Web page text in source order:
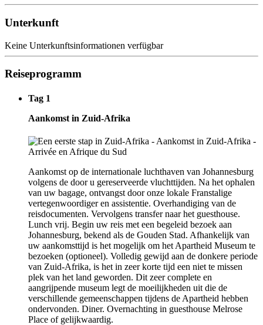
Unterkunft
Keine Unterkunftsinformationen verfügbar
Reiseprogramm
Tag 1
Aankomst in Zuid-Afrika
Aankomst op de internationale luchthaven van Johannesburg
volgens de door u gereserveerde vluchttijden. Na het ophalen
van uw bagage, ontvangst door onze lokale Franstalige
vertegenwoordiger en assistentie. Overhandiging van de
reisdocumenten. Vervolgens transfer naar het guesthouse.
Lunch vrij. Begin uw reis met een begeleid bezoek aan
Johannesburg, bekend als de Gouden Stad. Afhankelijk van
uw aankomsttijd is het mogelijk om het Apartheid Museum te
bezoeken (optioneel). Volledig gewijd aan de donkere periode
van Zuid-Afrika, is het in zeer korte tijd een niet te missen
plek van het land geworden. Dit zeer complete en
aangrijpende museum legt de moeilijkheden uit die de
verschillende gemeenschappen tijdens de Apartheid hebben
ondervonden. Diner. Overnachting in guesthouse Melrose
Place of gelijkwaardig.